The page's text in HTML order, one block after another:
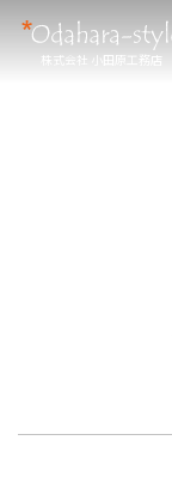
株式会社 小田原工務店